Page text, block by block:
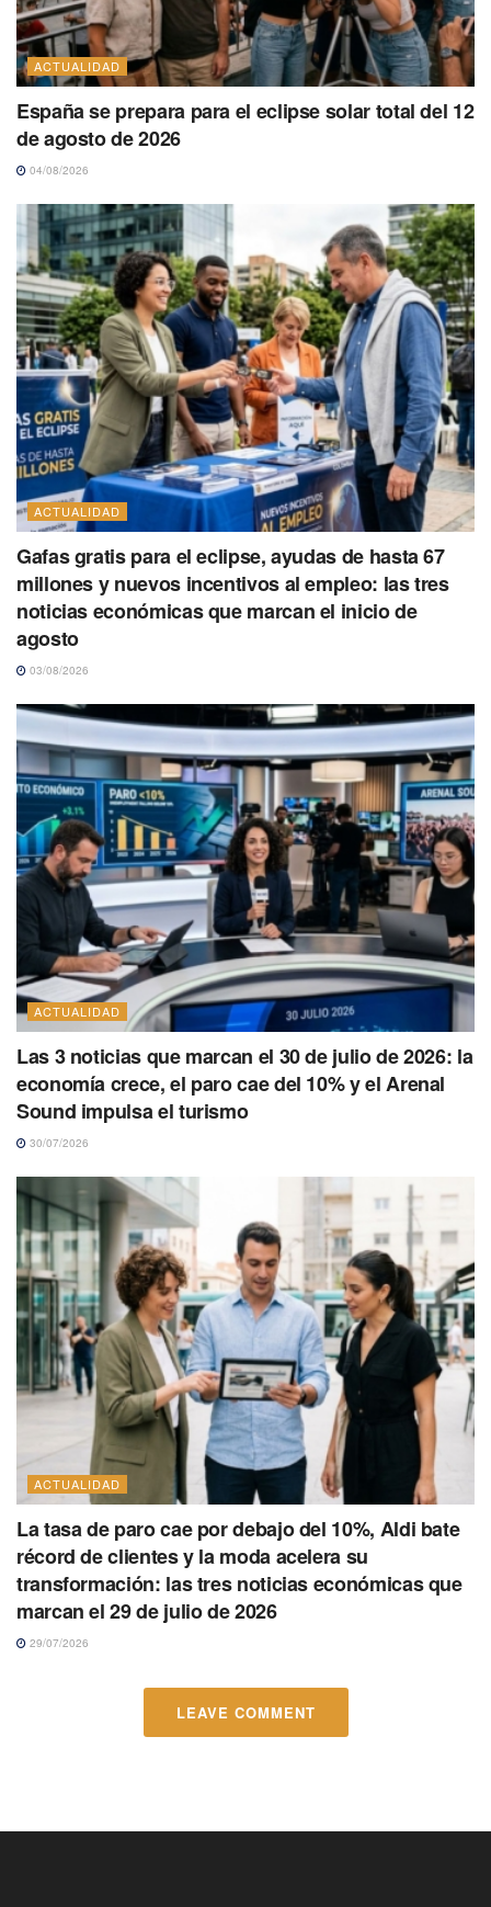
ACTUALIDAD
España se prepara para el eclipse solar total del 12
de agosto de 2026
04/08/2026
ACTUALIDAD
Gafas gratis para el eclipse, ayudas de hasta 67
millones y nuevos incentivos al empleo: las tres
noticias económicas que marcan el inicio de
agosto
03/08/2026
ACTUALIDAD
Las 3 noticias que marcan el 30 de julio de 2026: la
economía crece, el paro cae del 10% y el Arenal
Sound impulsa el turismo
30/07/2026
ACTUALIDAD
La tasa de paro cae por debajo del 10%, Aldi bate
récord de clientes y la moda acelera su
transformación: las tres noticias económicas que
marcan el 29 de julio de 2026
29/07/2026
LEAVE COMMENT